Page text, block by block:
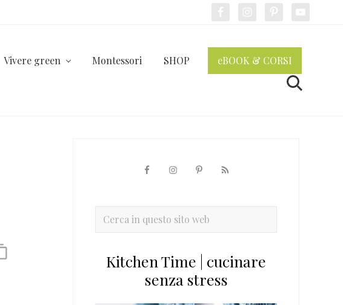
Vivere green Montessori SHOP eBOOK & CORSI
Cerca
primaria
Cerca
sitoKitchen Time | cucinare
senza stress